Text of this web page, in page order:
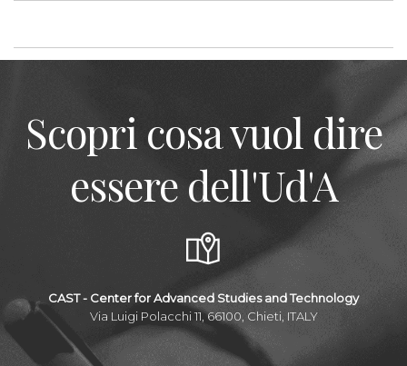
Scopri cosa vuol dire
essere dell'Ud'A
CAST - Center for Advanced Studies and Technology
Via Luigi Polacchi 11, 66100, Chieti, ITALY